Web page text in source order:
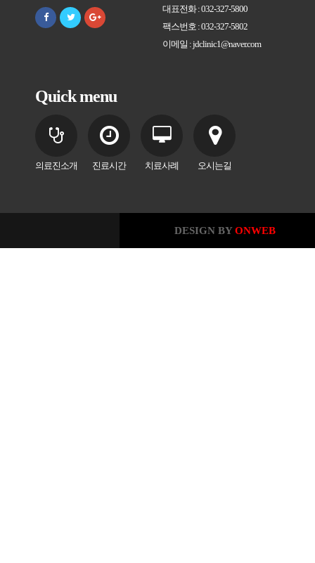
대표전화 : 032-327-5800
팩스번호 : 032-327-5802
이메일 : jdclinic1@naver.com
Quick menu
의료진소개 진료시간 치료사례 오시는길
DESIGN BYONWEB